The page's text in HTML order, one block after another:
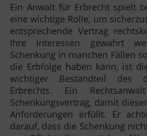
Ein Anwalt für Erbrecht spielt
eine wichtige Rolle, um
entsprechende Vertrag
Ihre Interessen gewahrt
Schenkung in manchen Fällen
die Erbfolge haben kann, ist
wichtiger Bestandteil des
Erbrechts. Ein
Schenkungsvertrag, damit
Anforderungen erfüllt. Er
darauf, dass die Schenkung